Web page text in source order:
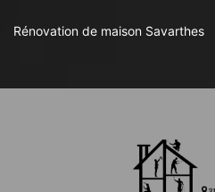
Rénovation de maison Savarthes